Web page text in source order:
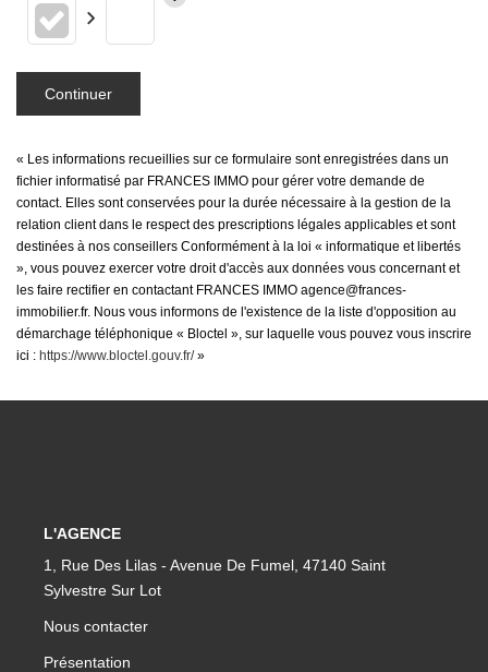
Continuer
« Les informations recueillies sur ce formulaire sont enregistrées dans un
fichier informatisé par FRANCES IMMO pour gérer votre demande de
contact. Elles sont conservées pour la durée nécessaire à la gestion de la
relation client dans le respect des prescriptions légales applicables et sont
destinées à nos conseillers Conformément à la loi « informatique et libertés
», vous pouvez exercer votre droit d'accès aux données vous concernant et
les faire rectifier en contactant FRANCES IMMO agence@frances-
immobilier.fr. Nous vous informons de l'existence de la liste d'opposition au
démarchage téléphonique « Bloctel », sur laquelle vous pouvez vous inscrire
ici : https://www.bloctel.gouv.fr/»
L'AGENCE
1, Rue Des Lilas - Avenue De Fumel, 47140 Saint
Sylvestre Sur Lot
Nous contacter
Présentation